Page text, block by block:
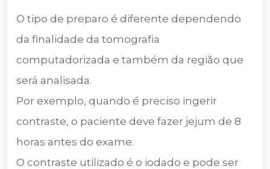
O tipo de preparo é diferente dependendo
da finalidade da tomografia
computadorizada e também da região que
será analisada.
Por exemplo, quando é preciso ingerir
contraste, o paciente deve fazer jejum de 8
horas antes do exame.
O contraste utilizado é o iodado e pode ser